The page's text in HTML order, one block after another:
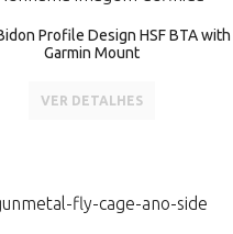
Profile Design HSF BTA with
Garmin Mount
VER DETALHES